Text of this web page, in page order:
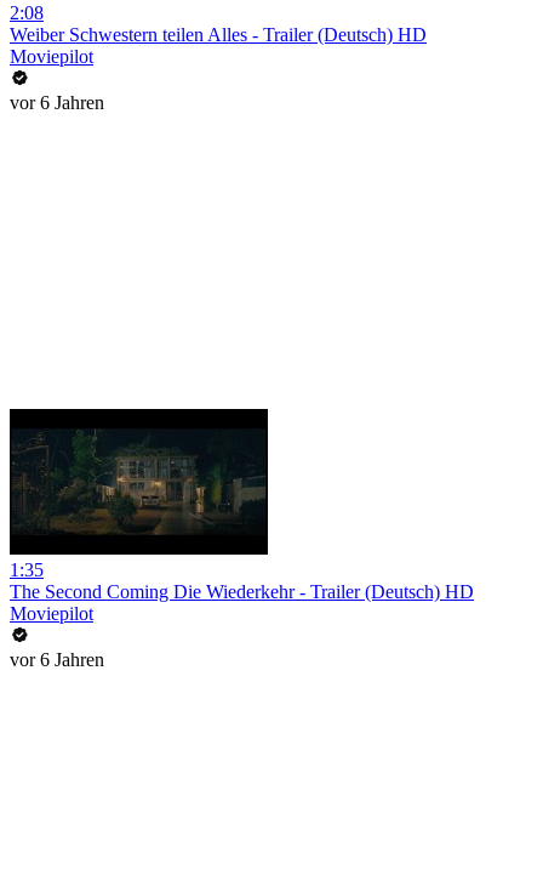
2:08
Weiber Schwestern teilen Alles - Trailer (Deutsch) HD
Moviepilot
vor 6 Jahren
1:35
The Second Coming Die Wiederkehr - Trailer (Deutsch) HD
Moviepilot
vor 6 Jahren